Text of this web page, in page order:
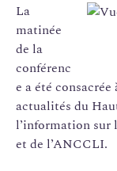
La
matinée
de la
conférenc
e a été consacrée
actualités du
l’information sur
et de l’ANCCLI.